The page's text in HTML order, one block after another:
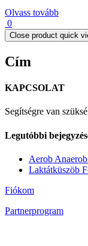
Olvass tovább
0
Close product quick
Cím
KAPCSOLAT
Segítségre van
Legutóbbi
Aerob
Laktátküszöb
Fiókom
Partnerprogram